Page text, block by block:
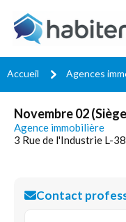
Accueil Agences
Novembre 02
Agence immobilière
3 Rue de l'Industrie L-
Contact